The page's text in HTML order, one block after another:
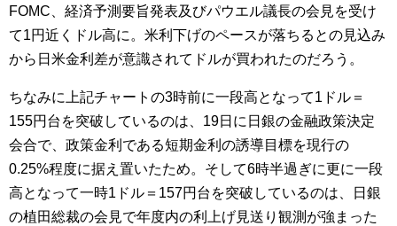
FOMC、経済予測要旨発表及びパウエル議長の会見を受け
て1円近くドル高に。米利下げのペースが落ちるとの見込み
から日米金利差が意識されてドルが買われたのだろう。
ちなみに上記チャートの3時前に一段高となって1ドル＝
155円台を突破しているのは、19日に日銀の金融政策決定
会合で、政策金利である短期金利の誘導目標を現行の
0.25%程度に据え置いたため。そして6時半過ぎに更に一段
高となって一時1ドル＝157円台を突破しているのは、日銀
の植田総裁の会見で年度内の利上げ見送り観測が強まった